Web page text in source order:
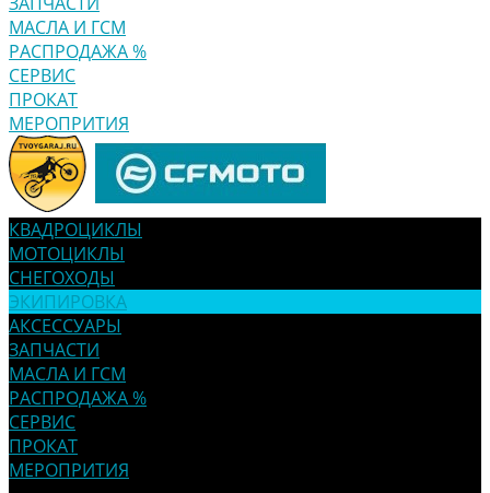
МАСЛА И ГСМ
РАСПРОДАЖА %
СЕРВИС
ПРОКАТ
МЕРОПРИТИЯ
КВАДРОЦИКЛЫ
МОТОЦИКЛЫ
СНЕГОХОДЫ
ЭКИПИРОВКА
АКСЕССУАРЫ
ЗАПЧАСТИ
МАСЛА И ГСМ
РАСПРОДАЖА %
СЕРВИС
ПРОКАТ
МЕРОПРИТИЯ